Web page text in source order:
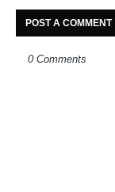
POST A COMMENT
0 Comments